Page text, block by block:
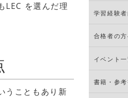
LEC を選んだ理
うこともあり新
学習経験者
合格者の
イベント
書籍・参